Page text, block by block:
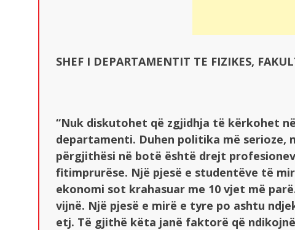
SHEF I DEPARTAMENTIT TE FIZIKES,
“Nuk diskutohet që zgjidhja të kërkohet
departamenti. Duhen politika më
përgjithësi në botë është drejt
fitimprurëse. Një pjesë e studentëve të
ekonomi sot krahasuar me 10 vjet më
vijnë. Një pjesë e mirë e tyre po ashtu
etj. Të gjithë këta janë faktorë që